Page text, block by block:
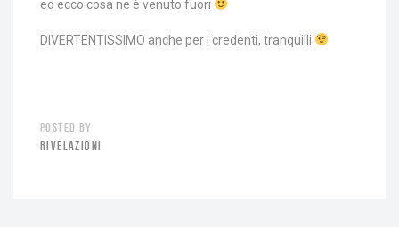
ed ecco cosa ne è venuto fuori
DIVERTENTISSIMO anche per i credenti, tranquilli
POSTED BY
RIVELAZIONI